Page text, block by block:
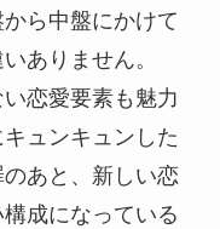
ら中盤にかけて
ありません。
恋愛要素も魅力
ュンキュンした
あと、新しい恋
成になっている